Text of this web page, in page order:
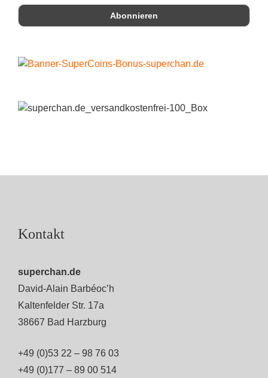
Kontakt
superchan.de
David-Alain Barbéoc’h
Kaltenfelder Str. 17a
38667 Bad Harzburg
+49 (0)53 22 – 98 76 03
+49 (0)177 – 89 00 514